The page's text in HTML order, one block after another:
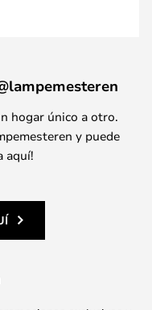
hogar único a otro.
y puede
aquí!